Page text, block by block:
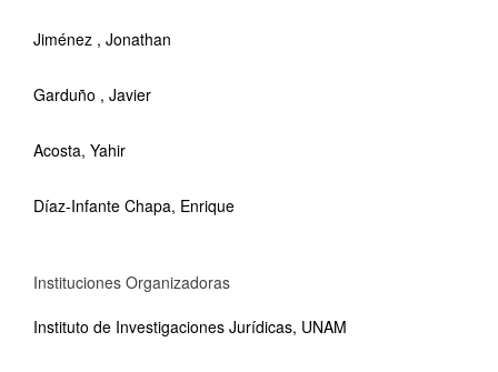
Jiménez , Jonathan
Garduño , Javier
Acosta, Yahir
Díaz-Infante Chapa, Enrique
Instituciones Organizadoras
Instituto de Investigaciones Jurídicas, UNAM